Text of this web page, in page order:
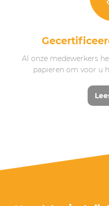
Al onze medewerkers
papieren om voor u